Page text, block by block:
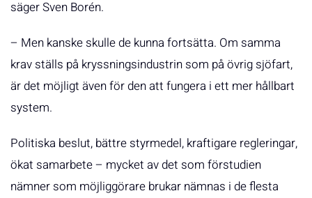
säger Sven Borén.
– Men kanske skulle de kunna fortsätta. Om samma
krav ställs på kryssningsindustrin som på övrig sjöfart,
är det möjligt även för den att fungera i ett mer hållbart
system.
Politiska beslut, bättre styrmedel, kraftigare regleringar,
ökat samarbete – mycket av det som förstudien
nämner som möjliggörare brukar nämnas i de flesta